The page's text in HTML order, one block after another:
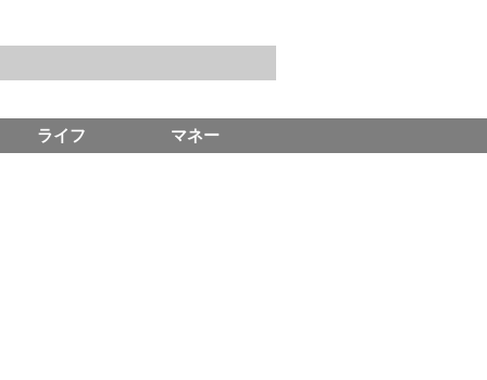
ライフ マネー